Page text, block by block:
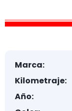
Marca:
Kilometraje:
Año: